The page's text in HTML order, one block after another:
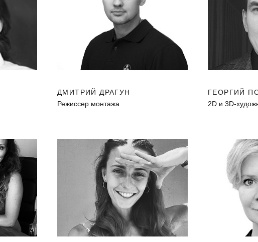
ДМИТРИЙ ДРАГУН
Режиссер монтажа
ГЕОРГИЙ
2D и 3D-